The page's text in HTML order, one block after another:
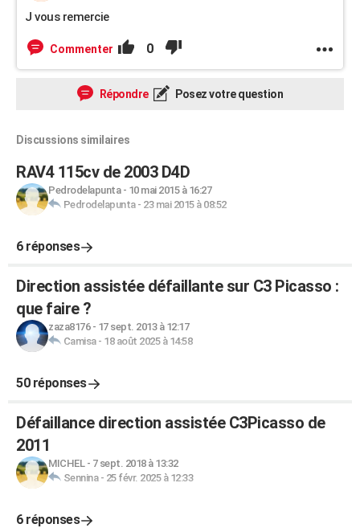
J vous remercie
Commenter 0
Répondre Posez votre question
Discussions similaires
RAV4 115cv de 2003 D4D
Pedrodelapunta- 10 mai 2015 à 16:27
Pedrodelapunta- 23 mai 2015 à 08:52
6 réponses
Direction assistée défaillante sur C3 Picasso :
que faire ?
zaza8176- 17 sept. 2013 à 12:17
Camisa- 18 août 2025 à 14:58
50 réponses
Défaillance direction assistée C3Picasso de
2011
MICHEL- 7 sept. 2018 à 13:32
Sennina- 25 févr. 2025 à 12:33
6 réponses